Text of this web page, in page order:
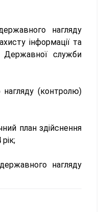
нагляду
інформації та
Державної служби
нагляду (контролю)
план здійснення
нагляду